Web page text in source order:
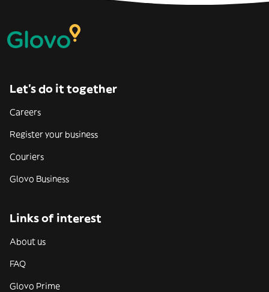
Let’s do it together
Careers
Register your business
Couriers
Glovo Business
Links of interest
About us
FAQ
Glovo Prime